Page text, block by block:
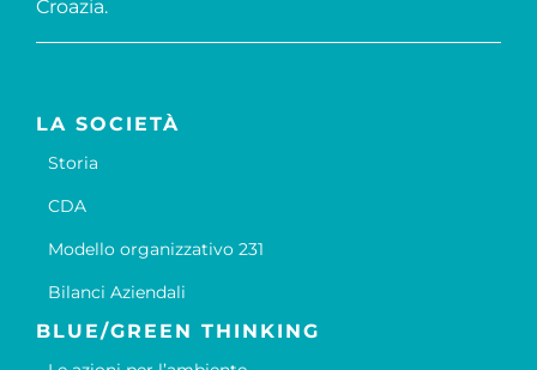
Croazia.
LA SOCIETÀ
Storia
CDA
Modello organizzativo 231
Bilanci Aziendali
BLUE/GREEN THINKING